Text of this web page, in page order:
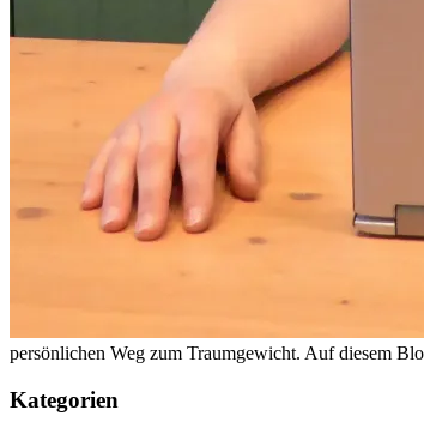
persönlichen Weg zum Traumgewicht. Auf diesem
Kategorien